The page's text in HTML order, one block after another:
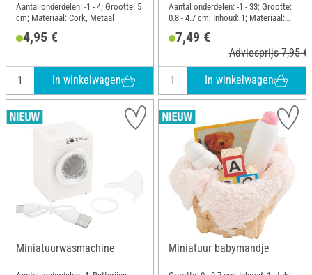
Aantal onderdelen: -1 - 4; Grootte: 5
cm; Materiaal: Cork, Metaal
4,95 €
In winkelwagen
Aantal onderdelen: -1 - 33; Grootte:
0.8 - 4.7 cm; Inhoud: 1; Materiaal:
7,49 €
Adviesprijs 7,95 €
In winkelwagen
Miniatuurwasmachine Miniatuur babymandje